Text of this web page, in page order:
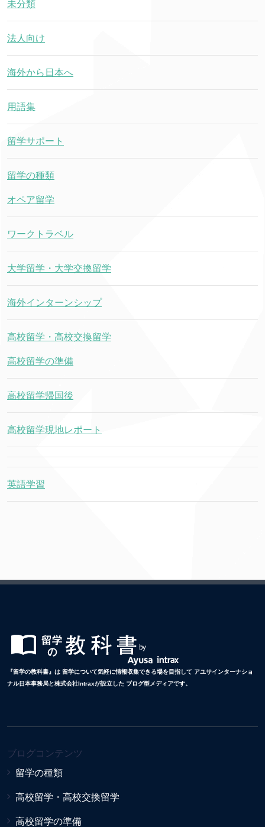
未分類
法人向け
海外から日本へ
用語集
留学サポート
留学の種類
オペア留学
ワークトラベル
大学留学・大学交換留学
海外インターンシップ
高校留学・高校交換留学
高校留学の準備
高校留学帰国後
高校留学現地レポート
英語学習
『留学の教科書』は 留学について気軽に情報収集できる場を目指して アユサインターナショ
ナル日本事務局と株式会社Intraxが設立した ブログ型メディアです。
ブログコンテンツ
留学の種類
高校留学・高校交換留学
高校留学の準備